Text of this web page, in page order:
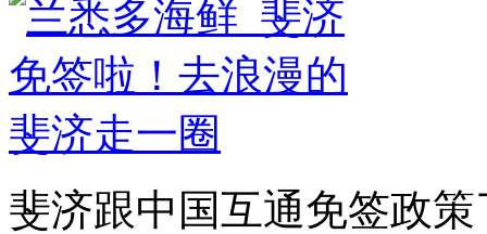
斐济跟中国互通免签政